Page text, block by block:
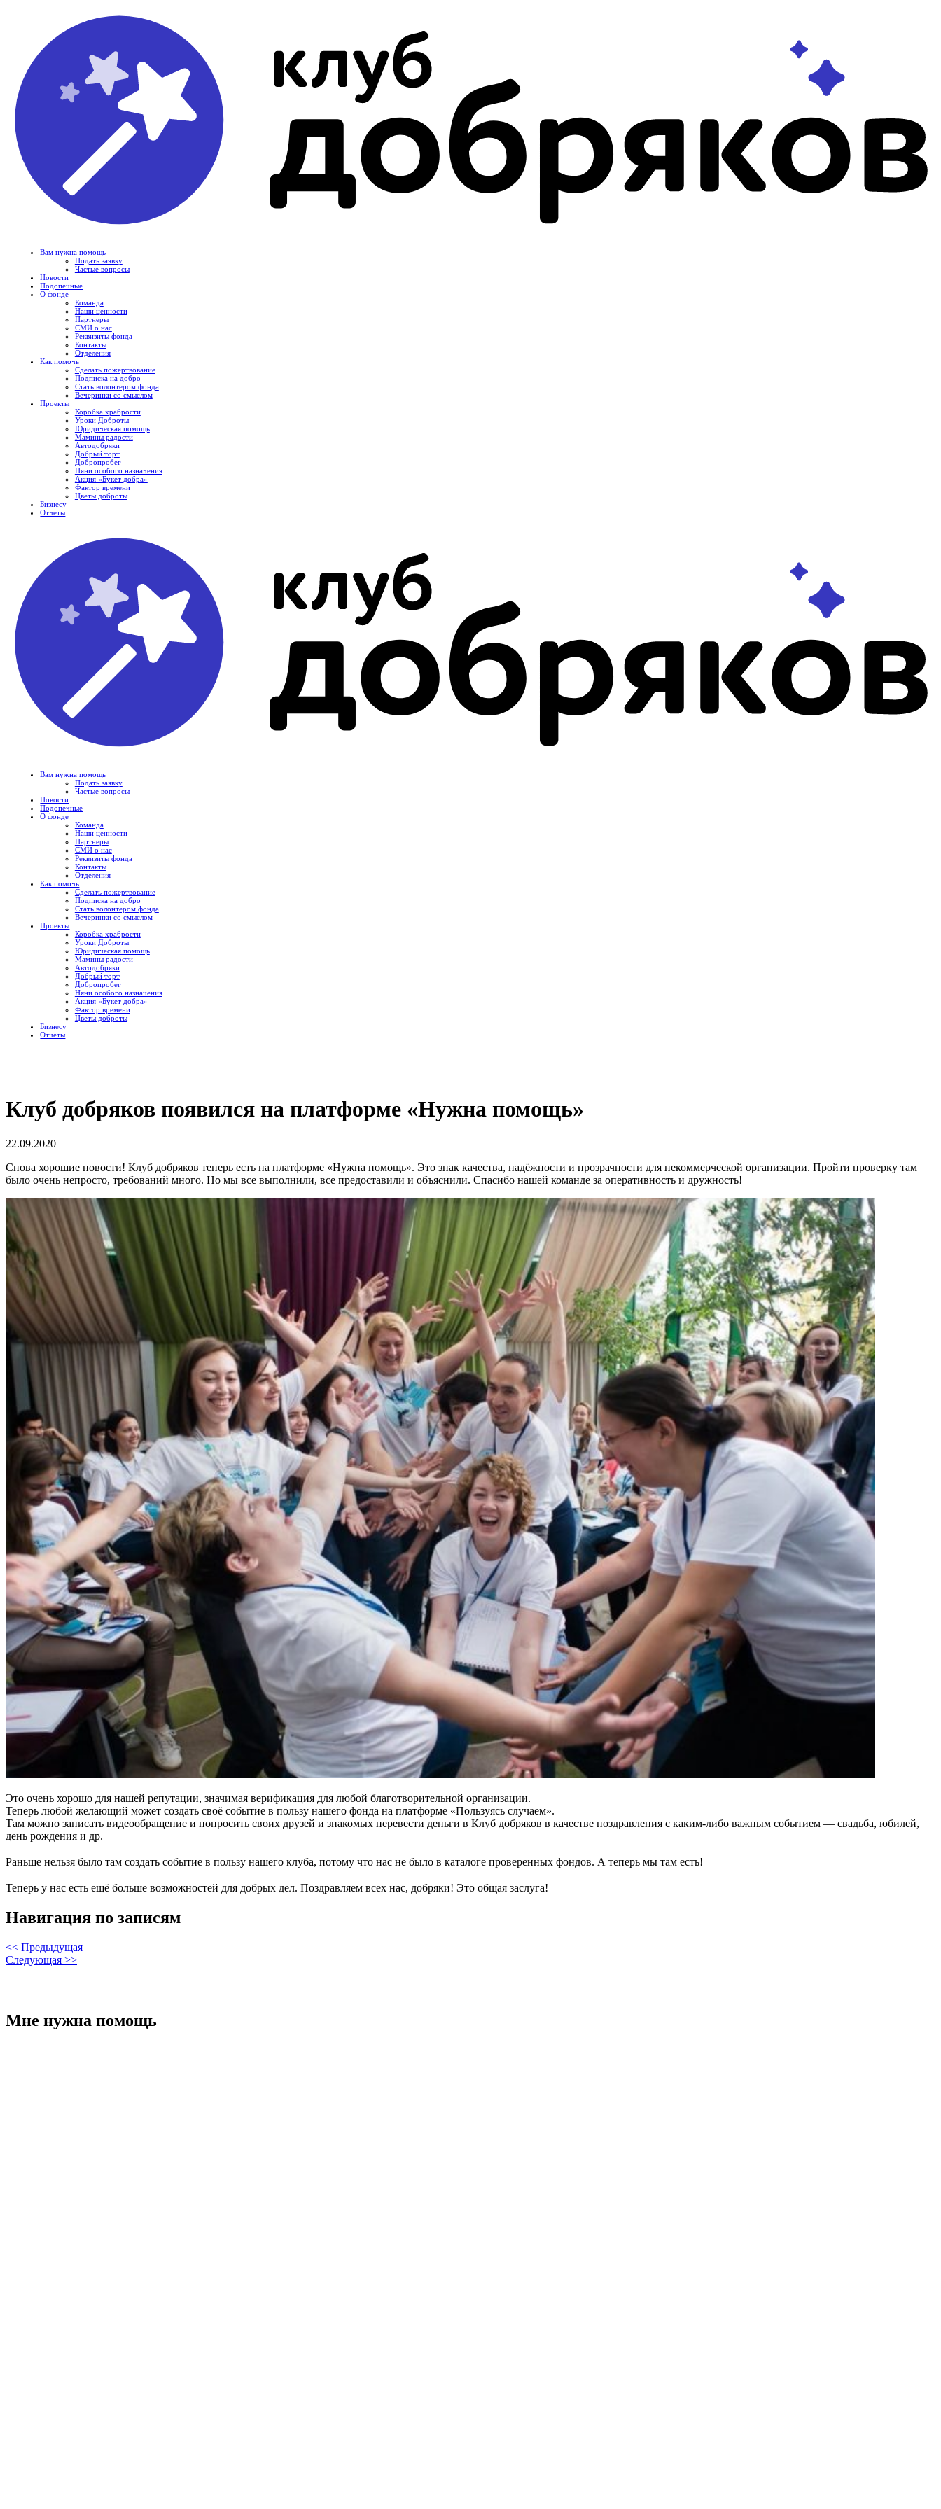
Вам нужна помощь
Подать заявку
Частые вопросы
Новости
Подопечные
О фонде
Команда
Наши ценности
Партнеры
СМИ о нас
Реквизиты фонда
Контакты
Отделения
Как помочь
Сделать пожертвование
Подписка на добро
Стать волонтером фонда
Вечеринки со смыслом
Проекты
Коробка храбрости
Уроки Доброты
Юридическая помощь
Мамины радости
Автодобряки
Добрый торт
Добропробег
Няни особого назначения
Акция «Букет добра»
Фактор времени
Цветы доброты
Бизнесу
Отчеты
Вам нужна помощь
Подать заявку
Частые вопросы
Новости
Подопечные
О фонде
Команда
Наши ценности
Партнеры
СМИ о нас
Реквизиты фонда
Контакты
Отделения
Как помочь
Сделать пожертвование
Подписка на добро
Стать волонтером фонда
Вечеринки со смыслом
Проекты
Коробка храбрости
Уроки Доброты
Юридическая помощь
Мамины радости
Автодобряки
Добрый торт
Добропробег
Няни особого назначения
Акция «Букет добра»
Фактор времени
Цветы доброты
Бизнесу
Отчеты
Клуб добряков появился на платформе «Нужна помощь»
22.09.2020
Снова хорошие новости! Клуб добряков теперь есть на платформе «Нужна помощь». Это знак качества, надёжности и прозрачности для некоммерческой организации. Пройти проверку там
было очень непросто, требований много. Но мы все выполнили, все предоставили и объяснили. Спасибо нашей команде за оперативность и дружность!
Это очень хорошо для нашей репутации, значимая верификация для любой благотворительной организации.
Теперь любой желающий может создать своё событие в пользу нашего фонда на платформе «Пользуясь случаем».
Там можно записать видеообращение и попросить своих друзей и знакомых перевести деньги в Клуб добряков в качестве поздравления с каким-либо важным событием — свадьба, юбилей,
день рождения и др.
Раньше нельзя было там создать событие в пользу нашего клуба, потому что нас не было в каталоге проверенных фондов. А теперь мы там есть!
Теперь у нас есть ещё больше возможностей для добрых дел. Поздравляем всех нас, добряки! Это общая заслуга!
Навигация по записям
<< Предыдущая
Следующая >>
Мне нужна помощь